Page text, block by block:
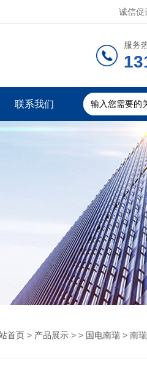
诚信促
服务
联系我们
首页 > 产品展示 > > 国电南瑞 > 南